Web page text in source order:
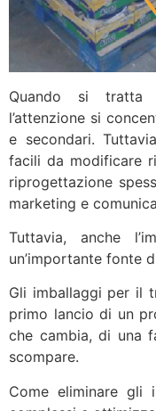
Quando si tratta
l’attenzione si
e secondari.
facili da modificare
riprogettazione
marketing e
Tuttavia, anche
un’importante fonte
Gli imballaggi per il
primo lancio di un
che cambia, di una
scompare.
Come eliminare gli